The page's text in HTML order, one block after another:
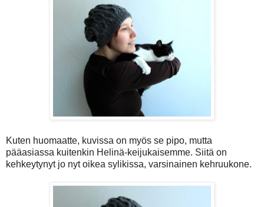
Kuten huomaatte, kuvissa on myös se pipo, mutta
pääasiassa kuitenkin Helinä-keijukaisemme. Siitä on
kehkeytynyt jo nyt oikea sylikissa, varsinainen kehruukone.